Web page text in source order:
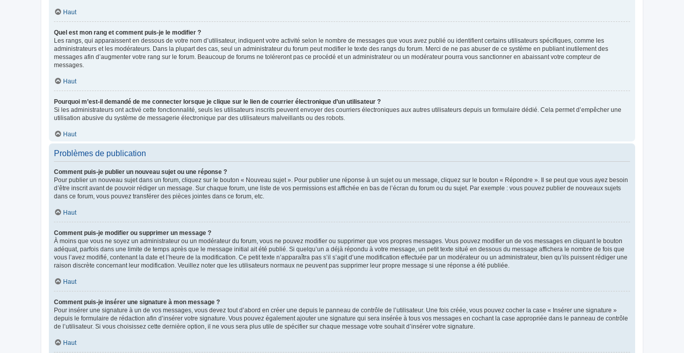
Haut
Quel est mon rang et comment puis-je le modifier ?
Les rangs, qui apparaissent en dessous de votre nom d’utilisateur, indiquent votre activité selon le nombre de messages que vous avez publié ou identifient certains utilisateurs spécifiques, comme les
administrateurs et les modérateurs. Dans la plupart des cas, seul un administrateur du forum peut modifier le texte des rangs du forum. Merci de ne pas abuser de ce système en publiant inutilement des
messages afin d’augmenter votre rang sur le forum. Beaucoup de forums ne toléreront pas ce procédé et un administrateur ou un modérateur pourra vous sanctionner en abaissant votre compteur de
messages.
Haut
Pourquoi m’est-il demandé de me connecter lorsque je clique sur le lien de courrier électronique d’un utilisateur ?
Si les administrateurs ont activé cette fonctionnalité, seuls les utilisateurs inscrits peuvent envoyer des courriers électroniques aux autres utilisateurs depuis un formulaire dédié. Cela permet d’empêcher une
utilisation abusive du système de messagerie électronique par des utilisateurs malveillants ou des robots.
Haut
Problèmes de publication
Comment puis-je publier un nouveau sujet ou une réponse ?
Pour publier un nouveau sujet dans un forum, cliquez sur le bouton « Nouveau sujet ». Pour publier une réponse à un sujet ou un message, cliquez sur le bouton « Répondre ». Il se peut que vous ayez besoin
d’être inscrit avant de pouvoir rédiger un message. Sur chaque forum, une liste de vos permissions est affichée en bas de l’écran du forum ou du sujet. Par exemple : vous pouvez publier de nouveaux sujets
dans ce forum, vous pouvez transférer des pièces jointes dans ce forum, etc.
Haut
Comment puis-je modifier ou supprimer un message ?
À moins que vous ne soyez un administrateur ou un modérateur du forum, vous ne pouvez modifier ou supprimer que vos propres messages. Vous pouvez modifier un de vos messages en cliquant le bouton
adéquat, parfois dans une limite de temps après que le message initial ait été publié. Si quelqu’un a déjà répondu à votre message, un petit texte situé en dessous du message affichera le nombre de fois que
vous l’avez modifié, contenant la date et l’heure de la modification. Ce petit texte n’apparaîtra pas s’il s’agit d’une modification effectuée par un modérateur ou un administrateur, bien qu’ils puissent rédiger une
raison discrète concernant leur modification. Veuillez noter que les utilisateurs normaux ne peuvent pas supprimer leur propre message si une réponse a été publiée.
Haut
Comment puis-je insérer une signature à mon message ?
Pour insérer une signature à un de vos messages, vous devez tout d’abord en créer une depuis le panneau de contrôle de l’utilisateur. Une fois créée, vous pouvez cocher la case « Insérer une signature »
depuis le formulaire de rédaction afin d’insérer votre signature. Vous pouvez également ajouter une signature qui sera insérée à tous vos messages en cochant la case appropriée dans le panneau de contrôle
de l’utilisateur. Si vous choisissez cette dernière option, il ne vous sera plus utile de spécifier sur chaque message votre souhait d’insérer votre signature.
Haut